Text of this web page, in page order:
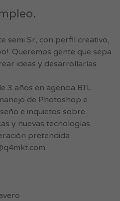
semi Sr, con perfil creativo,
Queremos gente que sepa
ideas y desarrollarlas
3 años en agencia BTL
de Photoshop e
e inquietos sobre
y nuevas tecnologías.
pretendida